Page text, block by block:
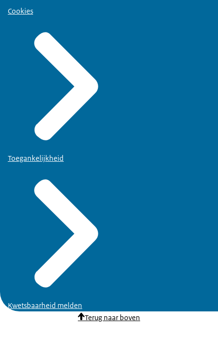
Cookies
Toegankelijkheid
Kwetsbaarheid melden
Terug naar boven